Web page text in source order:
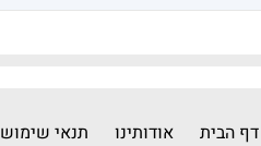
דף הבית אודותינו תנאי שימוש